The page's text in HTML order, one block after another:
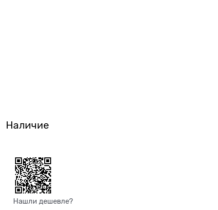
Наличие
Нашли дешевле?